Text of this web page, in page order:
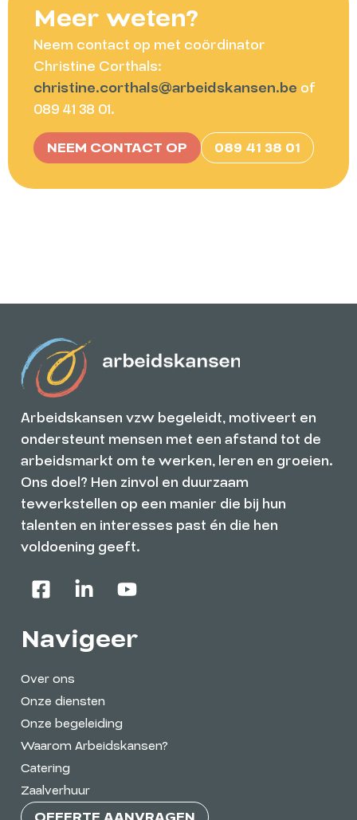
Meer weten?
Neem contact op met coördinator
Christine Corthals:
christine.corthals@arbeidskansen.be of
089 41 38 01.
NEEM CONTACT OP
089 41 38 01
Arbeidskansen vzw begeleidt, motiveert en
ondersteunt mensen met een afstand tot de
arbeidsmarkt om te werken, leren en groeien.
Ons doel? Hen zinvol en duurzaam
tewerkstellen op een manier die bij hun
talenten en interesses past én die hen
voldoening geeft.
Navigeer
Over ons
Onze diensten
Onze begeleiding
Waarom Arbeidskansen?
Catering
Zaalverhuur